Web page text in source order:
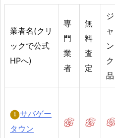
業者名(クリ
ックで公式
HPへ)
専
門
業
者
無
料
査
定
ジ
ャ
ン
ク
品
サバゲー
タウン